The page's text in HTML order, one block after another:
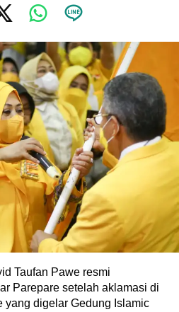
Taufan Pawe resmi
Parepare setelah aklamasi di
yang digelar Gedung Islamic